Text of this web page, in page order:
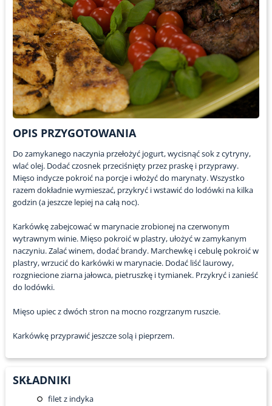
OPIS PRZYGOTOWANIA
Do zamykanego naczynia przełożyć jogurt, wycisnąć sok z cytryny,
wlać olej. Dodać czosnek przeciśnięty przez praskę i przyprawy.
Mięso indycze pokroić na porcje i włożyć do marynaty. Wszystko
razem dokładnie wymieszać, przykryć i wstawić do lodówki na kilka
godzin (a jeszcze lepiej na całą noc).
Karkówkę zabejcować w marynacie zrobionej na czerwonym
wytrawnym winie. Mięso pokroić w plastry, ułożyć w zamykanym
naczyniu. Zalać winem, dodać brandy. Marchewkę i cebulę pokroić w
plastry, wrzucić do karkówki w marynacie. Dodać liść laurowy,
rozgniecione ziarna jałowca, pietruszkę i tymianek. Przykryć i zanieść
do lodówki.
Mięso upiec z dwóch stron na mocno rozgrzanym ruszcie.
Karkówkę przyprawić jeszcze solą i pieprzem.
SKŁADNIKI
filet z indyka